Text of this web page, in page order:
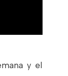
y el